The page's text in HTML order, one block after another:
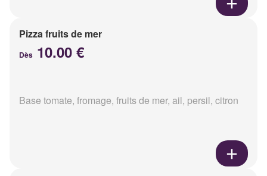
Pizza fruits de mer
Dès 10.00 €
Base tomate, fromage, fruits de mer, ail, persil, citron